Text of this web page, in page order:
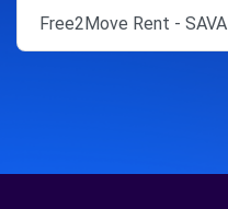
Free2Move Rent -